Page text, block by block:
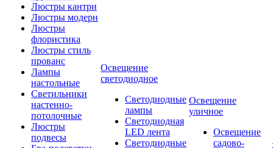
Люстры кантри
Люстры модерн
Люстры
флористика
Люстры стиль
прованс
Лампы
настольные
Светильники
настенно-
потолочные
Люстры
подвесы
Освещение
светодиодное
Светодиодные
лампы
Светодиодная
LED лента
Светодиодные
Освещение
уличное
Освещение
садово-